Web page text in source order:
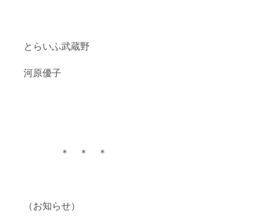
とらいふ武蔵野
河原優子
＊ ＊ ＊
（お知らせ）